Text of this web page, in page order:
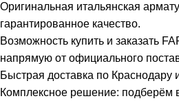
Оригинальная итальянская
гарантированное качество.
Возможность купить и заказать
напрямую от официального
Быстрая доставка по Краснодару
Комплексное решение: подберём